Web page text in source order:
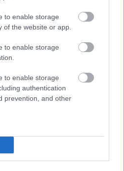
to enable storage
of the website or app.
to enable storage
to enable storage
authentication
prevention, and other
ΑΦΜ παίρνουν
έως 210
πάρετε